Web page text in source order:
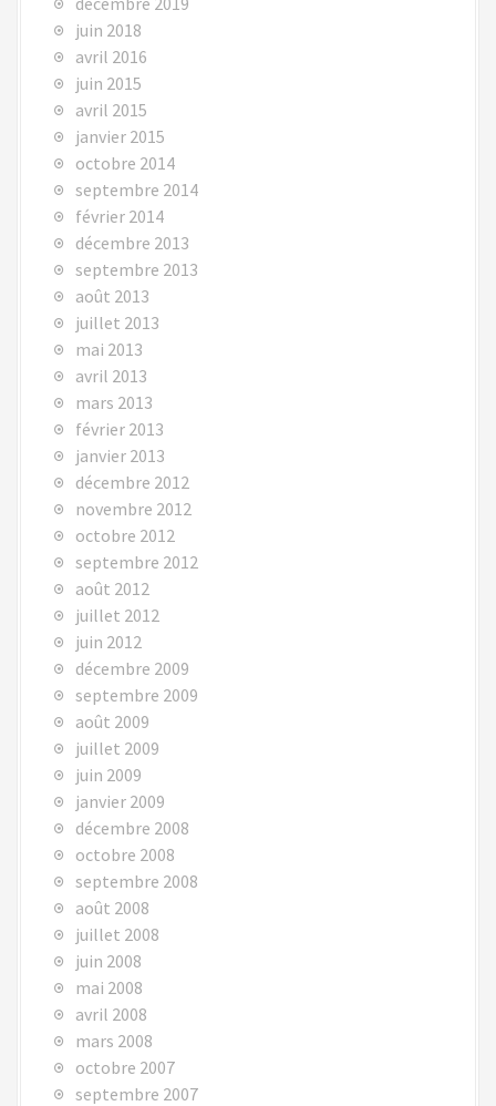
juin 2018
avril 2016
juin 2015
avril 2015
janvier 2015
octobre 2014
septembre 2014
février 2014
décembre 2013
septembre 2013
août 2013
juillet 2013
mai 2013
avril 2013
mars 2013
février 2013
janvier 2013
décembre 2012
novembre 2012
octobre 2012
septembre 2012
août 2012
juillet 2012
juin 2012
décembre 2009
septembre 2009
août 2009
juillet 2009
juin 2009
janvier 2009
décembre 2008
octobre 2008
septembre 2008
août 2008
juillet 2008
juin 2008
mai 2008
avril 2008
mars 2008
octobre 2007
septembre 2007